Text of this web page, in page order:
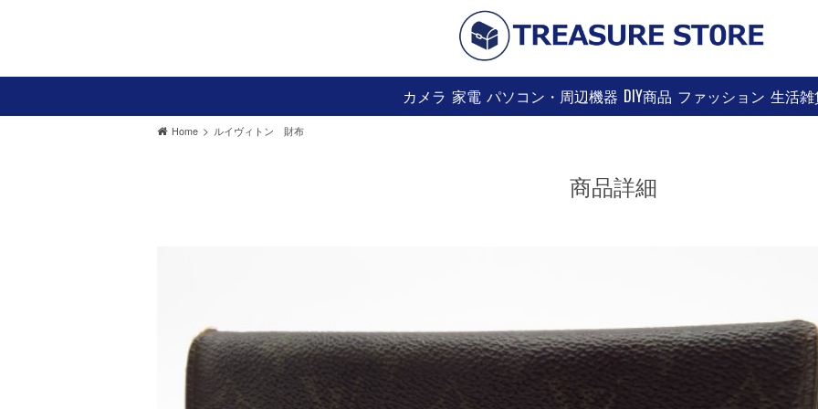
カメラ 家電 パソコン・周辺機器 DIY商品 ファッション 生活
Home > ルイヴィトン 財布
商品詳細